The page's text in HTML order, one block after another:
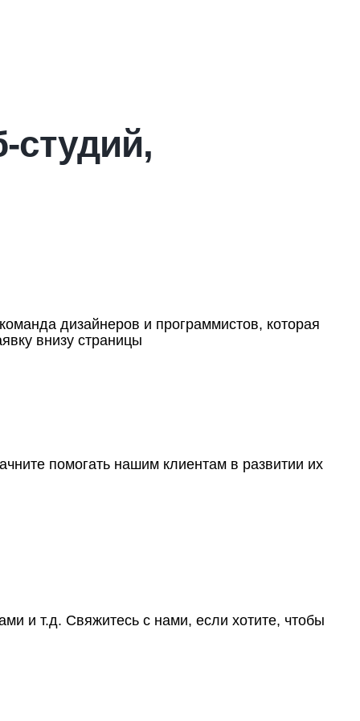
студий,
дизайнеров и программистов, которая
внизу страницы
помогать нашим клиентам в развитии их
и т.д. Свяжитесь с нами, если хотите, чтобы